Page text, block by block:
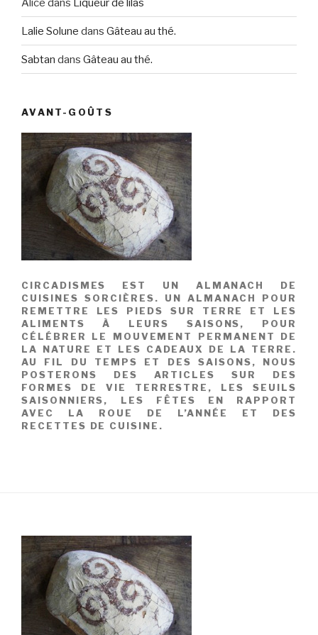
Alice dans Liqueur de lilas
Lalie Solune dans Gâteau au thé.
Sabtan dans Gâteau au thé.
AVANT-GOÛTS
CIRCADISMES EST UN ALMANACH DE
CUISINES SORCIÈRES. UN ALMANACH POUR
REMETTRE LES PIEDS SUR TERRE ET LES
ALIMENTS À LEURS SAISONS, POUR
CÉLÉBRER LE MOUVEMENT PERMANENT DE
LA NATURE ET LES CADEAUX DE LA TERRE.
AU FIL DU TEMPS ET DES SAISONS, NOUS
POSTERONS DES ARTICLES SUR DES
FORMES DE VIE TERRESTRE, LES SEUILS
SAISONNIERS, LES FÊTES EN RAPPORT
AVEC LA ROUE DE L’ANNÉE ET DES
RECETTES DE CUISINE.